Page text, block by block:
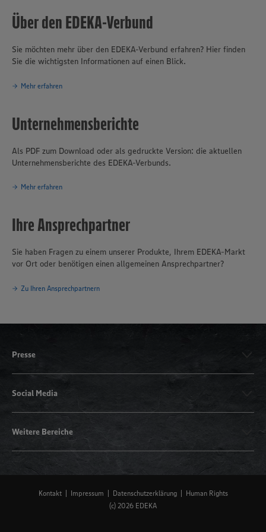
Niedersachsen und Rheinland-Pfalz rund 680 Vollsortiment-
Lebensmittelmärkte unter den Marken EDEKA und Marktkauf sowie
Der Fleischhof Rasting und die Bäckerei Büsch gehören als
Produktionsbetriebe ebenfalls zu EDEKA Rhein-Ruhr. Das
erwirtschaftete 2024 einen Umsatz von rund 6,5 Milliarden Euro.
vertrauen mehr als eine Millionen Kundinnen und Kunden auf die
EDEKA-Frische, auf Qualität und Sortimentsvielfalt.
Über den EDEKA-Verbund
Sie möchten mehr über den EDEKA-Verbund erfahren? Hier finden
Sie die wichtigsten Informationen auf einen Blick.
Mehr erfahren
Unternehmensberichte
Als PDF zum Download oder als gedruckte Version: die aktuellen
Unternehmensberichte des EDEKA-Verbunds.
Mehr erfahren
Ihre Ansprechpartner
Sie haben Fragen zu einem unserer Produkte, Ihrem EDEKA-Markt
vor Ort oder benötigen einen allgemeinen Ansprechpartner?
Zu Ihren Ansprechpartnern
Presse
Social Media
Weitere Bereiche
Kontakt Impressum Datenschutzerklärung
Human Rights
(c) 2026 EDEKA